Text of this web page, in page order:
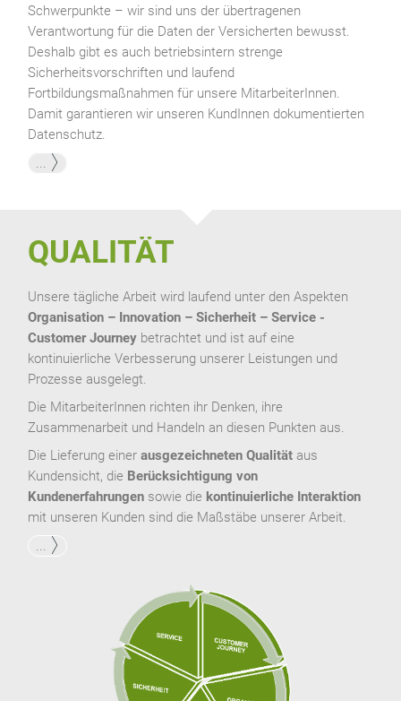
Schwerpunkte – wir sind uns der übertragenen
Verantwortung für die Daten der Versicherten bewusst.
Deshalb gibt es auch betriebsintern strenge
Sicherheitsvorschriften und laufend
Fortbildungsmaßnahmen für unsere MitarbeiterInnen.
Damit garantieren wir unseren KundInnen dokumentierten
Datenschutz.
...
QUALITÄT
Unsere tägliche Arbeit wird laufend unter den Aspekten
Organisation – Innovation – Sicherheit – Service -
Customer Journey betrachtet und ist auf eine
kontinuierliche Verbesserung unserer Leistungen und
Prozesse ausgelegt.
Die MitarbeiterInnen richten ihr Denken, ihre
Zusammenarbeit und Handeln an diesen Punkten aus.
Die Lieferung einerausgezeichneten Qualität aus
Kundensicht, die Berücksichtigung von
Kundenerfahrungen sowie die kontinuierliche Interaktion
mit unseren Kunden sind die Maßstäbe unserer Arbeit.
...